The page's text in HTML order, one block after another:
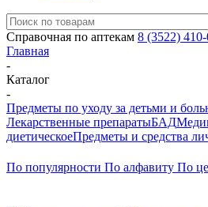
Справочная по аптекам 8 (3522)
Главная
-
Каталог
-
Предметы по уходу за детьми и
Лекарственные препаратыБАД
диетическоеПредметы и средства
По популярности По алфавиту По